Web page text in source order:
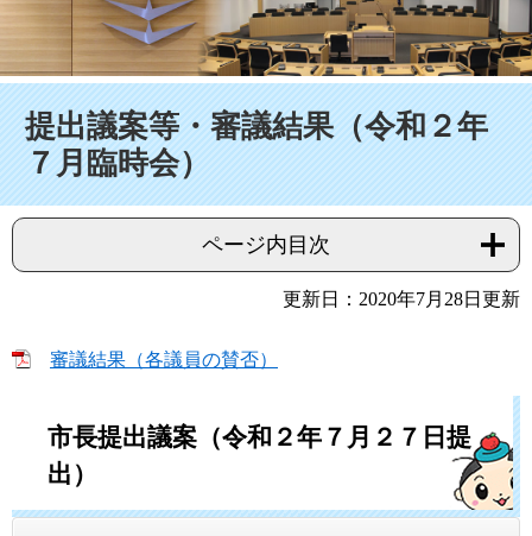
提出議案等・審議結果（令和２年
７月臨時会）
ページ内目次
更新日：2020年7月28日更新
審議結果（各議員の賛否）
市長提出議案（令和２年７月２７日提
出）